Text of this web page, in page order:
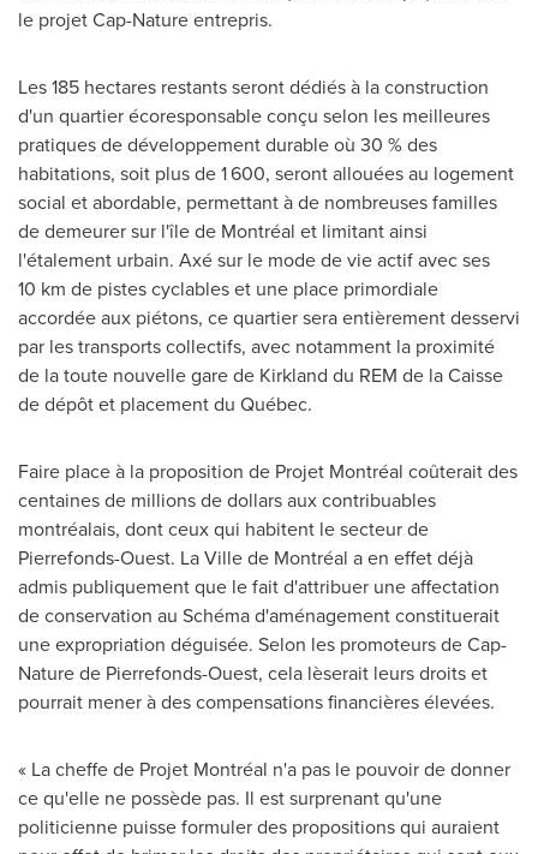
le projet Cap-Nature entrepris.
Les 185 hectares restants seront dédiés à la construction
d'un quartier écoresponsable conçu selon les meilleures
pratiques de développement durable où 30 % des
habitations, soit plus de 1 600, seront allouées au logement
social et abordable, permettant à de nombreuses familles
de demeurer sur l'île de Montréal et limitant ainsi
l'étalement urbain. Axé sur le mode de vie actif avec ses
10 km de pistes cyclables et une place primordiale
accordée aux piétons, ce quartier sera entièrement desservi
par les transports collectifs, avec notamment la proximité
de la toute nouvelle gare de Kirkland du REM de la Caisse
de dépôt et placement du Québec.
Faire place à la proposition de Projet Montréal coûterait des
centaines de millions de dollars aux contribuables
montréalais, dont ceux qui habitent le secteur de
Pierrefonds-Ouest. La Ville de Montréal a en effet déjà
admis publiquement que le fait d'attribuer une affectation
de conservation au Schéma d'aménagement constituerait
une expropriation déguisée. Selon les promoteurs de Cap-
Nature de Pierrefonds-Ouest, cela lèserait leurs droits et
pourrait mener à des compensations financières élevées.
« La cheffe de Projet Montréal n'a pas le pouvoir de donner
ce qu'elle ne possède pas. Il est surprenant qu'une
politicienne puisse formuler des propositions qui auraient